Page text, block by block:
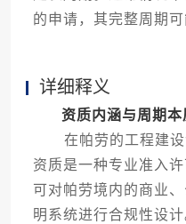
的申请，其完整周期
详细释义
资质内涵与周期本
在帕劳的工程建设
资质是一种专业准入
可对帕劳境内的商业
明系统进行合规性设